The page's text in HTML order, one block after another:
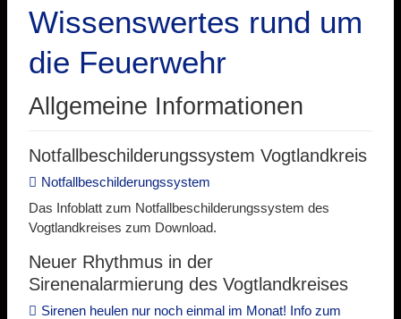
Wissenswertes rund um
die Feuerwehr
Allgemeine Informationen
Notfallbeschilderungssystem Vogtlandkreis
Notfallbeschilderungssystem
Das Infoblatt zum Notfallbeschilderungssystem des
Vogtlandkreises zum Download.
Neuer Rhythmus in der
Sirenenalarmierung des Vogtlandkreises
Sirenen heulen nur noch einmal im Monat! Info zum